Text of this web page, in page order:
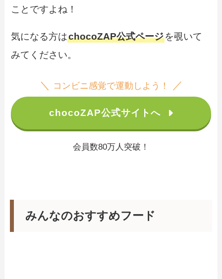
ことですよね！
気になる方はchocoZAP公式ページを覗いて
みてください。
＼ コンビニ感覚で運動しよう！ ／
chocoZAP公式サイトへ
会員数80万人突破！
みんなのおすすめフード